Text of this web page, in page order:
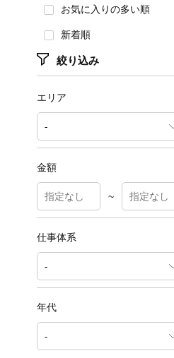
お気に入りの多い順
新着順
絞り込み
エリア
金額
~
仕事体系
年代